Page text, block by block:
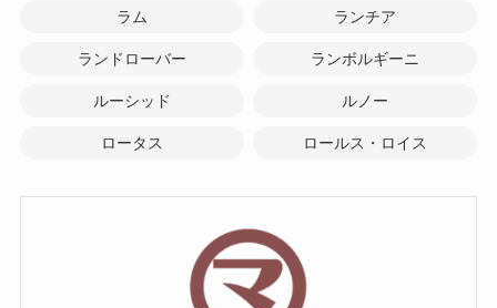
ラム ランチア
ランドローバー ランボルギーニ
ルーシッド ルノー
ロータス ロールス・ロイス